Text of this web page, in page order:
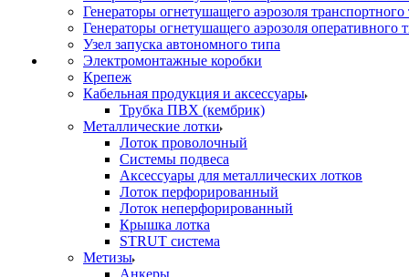
Генераторы огнетушащего аэрозоля транспортного
Генераторы огнетушащего аэрозоля оперативного
Узел запуска автономного типа
Электромонтажные коробки
Крепеж
Кабельная продукция и аксессуары
Трубка ПВХ (кембрик)
Металлические лотки
Лоток проволочный
Системы подвеса
Аксессуары для металлических лотков
Лоток перфорированный
Лоток неперфорированный
Крышка лотка
STRUT система
Метизы
Анкеры